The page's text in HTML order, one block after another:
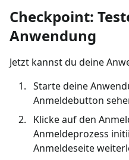
Checkpoint:
Anwendung
Jetzt kannst du deine
Starte deine
Anmeldebutton
Klicke auf den
Anmeldeprozess
Anmeldeseite